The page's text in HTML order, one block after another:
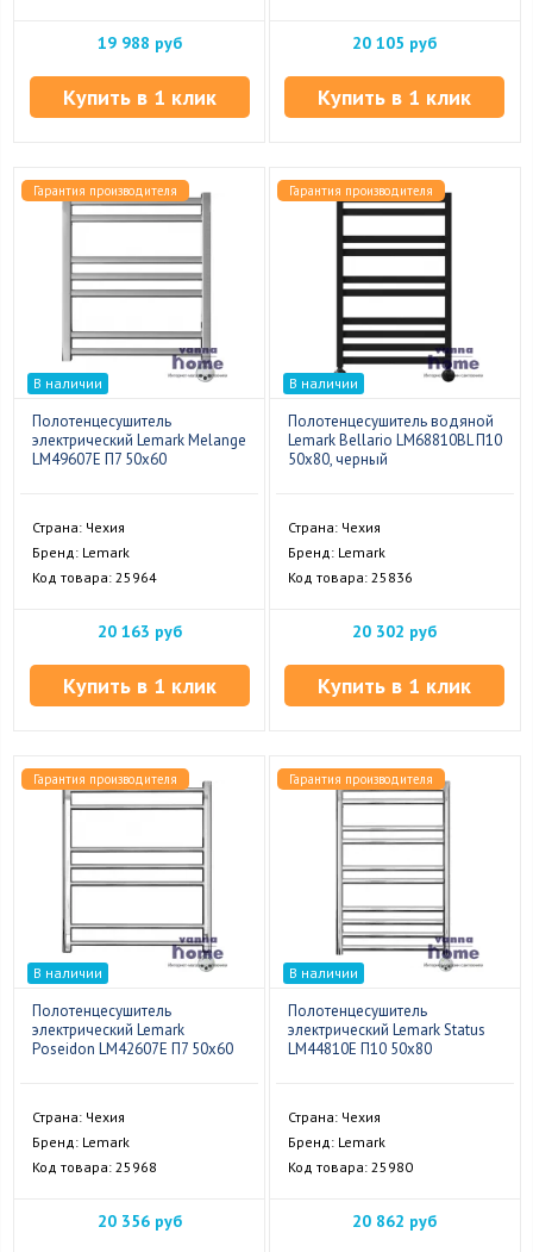
19 988 руб
Купить в 1 клик
20 105 руб
Купить в 1 клик
Гарантия производителя
В наличии
Полотенцесушитель
электрический Lemark Melange
LM49607E П7 50x60
Страна: Чехия
Бренд: Lemark
Код товара: 25964
20 163 руб
Купить в 1 клик
Гарантия производителя
В наличии
Полотенцесушитель водяной
Lemark Bellario LM68810BL П10
50x80, черный
Страна: Чехия
Бренд: Lemark
Код товара: 25836
20 302 руб
Купить в 1 клик
Гарантия производителя
В наличии
Полотенцесушитель
электрический Lemark
Poseidon LM42607E П7 50x60
Страна: Чехия
Бренд: Lemark
Код товара: 25968
20 356 руб
Гарантия производителя
В наличии
Полотенцесушитель
электрический Lemark Status
LM44810E П10 50x80
Страна: Чехия
Бренд: Lemark
Код товара: 25980
20 862 руб